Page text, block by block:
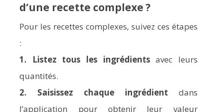
d’une recette complexe ?
Pour les recettes complexes, suivez ces étapes
:
1.
Listez tous les ingrédientsavec leurs
quantités.
2.
Saisissez chaque ingrédient dans
l’application pour obtenir leur valeur